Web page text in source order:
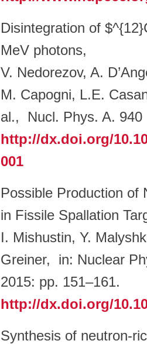
Disintegration of
MeV photons,
V. Nedorezov, A.
M. Capogni, L.E.
al., Nucl. Phys. A. 940
http://dx.doi.org/
001
Possible Production of
in Fissile Spallation
I. Mishustin, Y.
Greiner, in: Nuclear
2015: pp. 151–161.
http://dx.doi.org/
Synthesis of neutron-